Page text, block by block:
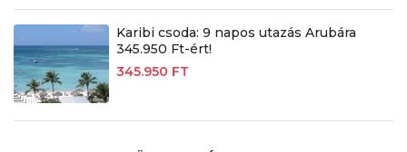
Karibi csoda: 9 napos utazás Arubára
345.950 Ft-ért!
345.950 FT